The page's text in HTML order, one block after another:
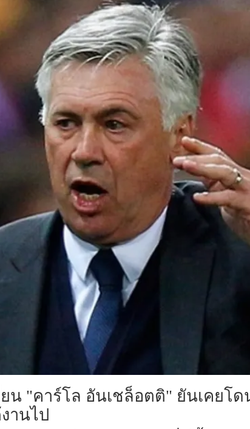
น "คาร์โล อันเชล็อตติ" ยันเคยโ
านไป